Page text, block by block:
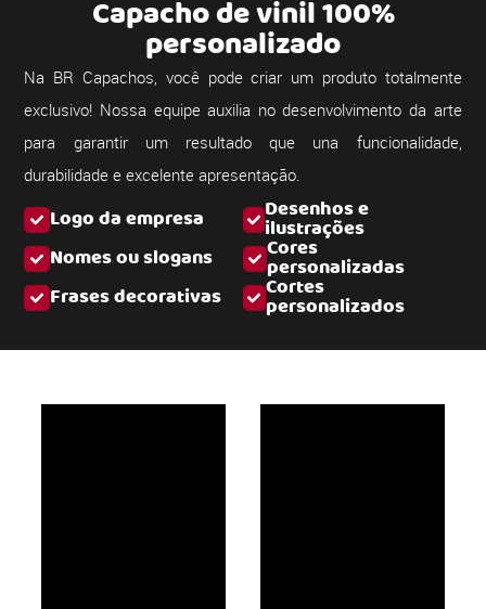
Logo da empresa Desenhos e
ilustrações
Nomes ou slogans
Cores
personalizadas
Frases decorativas
Cortes
personalizados
Capacho de vinil 100%
personalizado
Na BR Capachos, você pode criar um produto totalmente
exclusivo! Nossa equipe auxilia no desenvolvimento da arte
para garantir um resultado que una funcionalidade,
durabilidade e excelente apresentação.